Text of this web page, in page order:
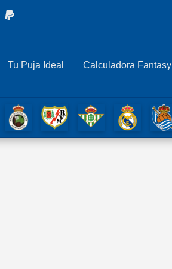
Tu Puja Ideal Calculadora Fantasy